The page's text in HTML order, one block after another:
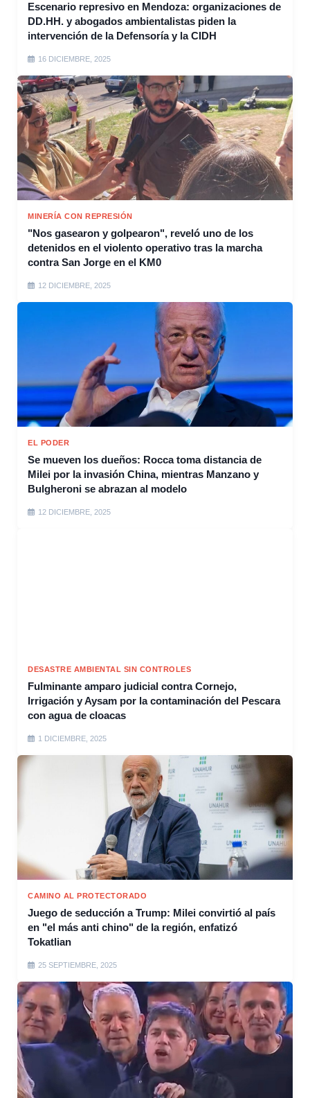
Escenario represivo en Mendoza: organizaciones de
DD.HH. y abogados ambientalistas piden la
intervención de la Defensoría y la CIDH
16 DICIEMBRE, 2025
MINERÍA CON REPRESIÓN
"Nos gasearon y golpearon", reveló uno de los
detenidos en el violento operativo tras la marcha
contra San Jorge en el KM0
12 DICIEMBRE, 2025
EL PODER
Se mueven los dueños: Rocca toma distancia de
Milei por la invasión China, mientras Manzano y
Bulgheroni se abrazan al modelo
12 DICIEMBRE, 2025
DESASTRE AMBIENTAL SIN CONTROLES
Fulminante amparo judicial contra Cornejo,
Irrigación y Aysam por la contaminación del Pescara
con agua de cloacas
1 DICIEMBRE, 2025
CAMINO AL PROTECTORADO
Juego de seducción a Trump: Milei convirtió al país
en "el más anti chino" de la región, enfatizó
Tokatlian
25 SEPTIEMBRE, 2025